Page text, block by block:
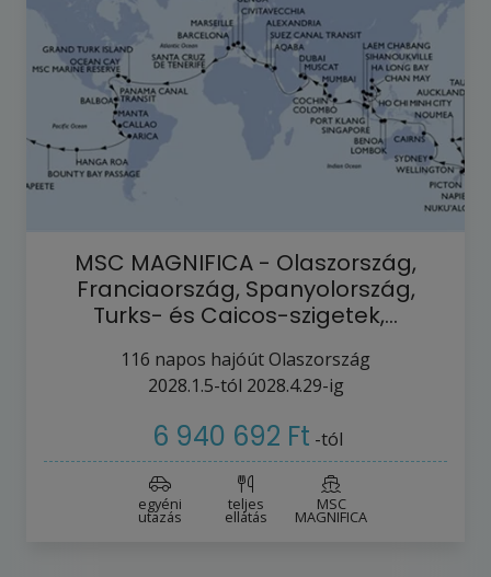
MSC MAGNIFICA - Olaszország,
Franciaország, Spanyolország,
Turks- és Caicos-szigetek,…
116 napos hajóútOlaszország
2028.1.5-tól 2028.4.29-ig
6 940 692 Ft -tól
egyéni
utazás
teljes
ellátás
MSC
MAGNIFICA